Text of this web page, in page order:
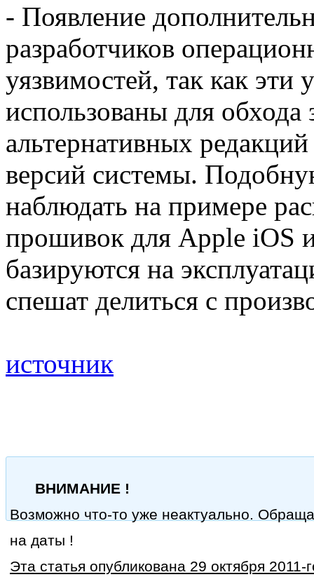
- Появление
разработчиков
уязвимостей, так как эти
использованы для
альтернативных
версий системы.
наблюдать на примере
прошивок для Apple iOS
базируются на
спешат делиться с
источник
ВНИМАНИЕ !
Возможно что-то уже неактуально.
на даты !
Эта статья опубликована 29 октября 2011-